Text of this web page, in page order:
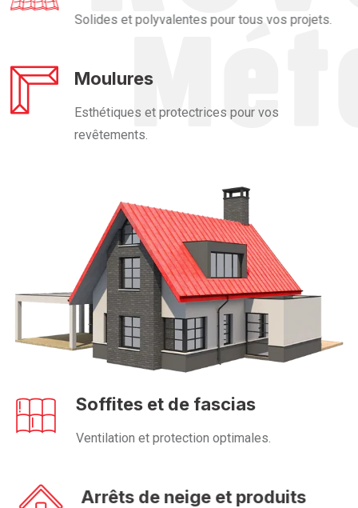
Solides et polyvalentes pour tous vos projets.
Moulures
Esthétiques et protectrices pour vos
revêtements.
Soffites et de fascias
Ventilation et protection optimales.
Arrêts de neige et produits